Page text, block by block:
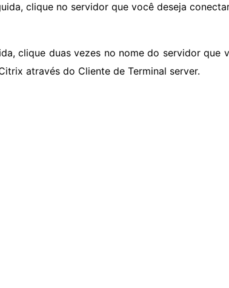
clique no servidor que você deseja
clique duas vezes no nome do servidor que
através do Cliente de Terminal server.